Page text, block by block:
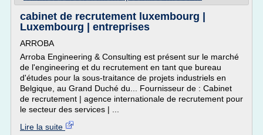
cabinet de recrutement luxembourg |
Luxembourg | entreprises
ARROBA
Arroba Engineering & Consulting est présent sur le marché
de l'engineering et du recrutement en tant que bureau
d'études pour la sous-traitance de projets industriels en
Belgique, au Grand Duché du... Fournisseur de : Cabinet
de recrutement | agence internationale de recrutement pour
le secteur des services | ...
Lire la suite